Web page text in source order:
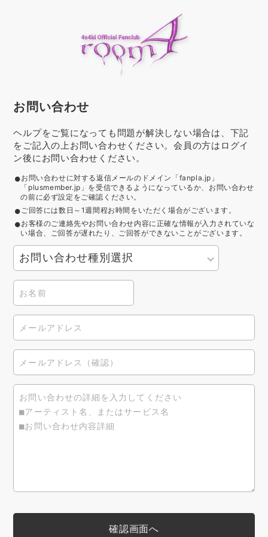
お問い合わせ
ヘルプをご覧になっても問題が解決しない場合は、下記
をご記入の上お問い合わせください。会員の方はログイ
ン後にお問い合わせください。
お問い合わせに対する返信メールのドメイン「fanpla.jp」
「plusmember.jp」を受信できるようになっているか、お問い合わせ
の前に必ず設定をご確認ください。
ご回答には数日～1週間程お時間をいただく場合がございます。
お客様のご連絡先やお問い合わせ内容に正確な情報が入力されていな
い場合、ご回答が遅れたり、ご回答ができないことがございます。